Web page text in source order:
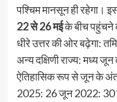
पश्चिम मानसून ही रहेगा।
22 से 26 मईके बीच पहुंचने
धीरे उत्तर की ओर बढ़ेगा:
अन्य दक्षिणी राज्य: मध्य
ऐतिहासिक रूप से जून के
2025: 26 जून 2022: